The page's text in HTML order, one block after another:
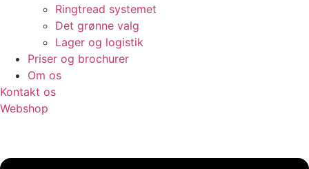
Ringtread systemet
Det grønne valg
Lager og logistik
Priser og brochurer
Om os
Kontakt os
Webshop